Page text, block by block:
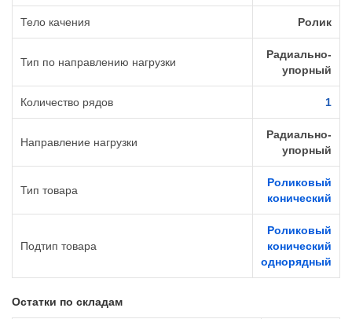
Тело качения Ролик
Тип по направлению нагрузки
Радиально-
упорный
Количество рядов 1
Направление нагрузки
Радиально-
упорный
Тип товара
Роликовый
конический
Подтип товара
Роликовый
конический
однорядный
Остатки по складам